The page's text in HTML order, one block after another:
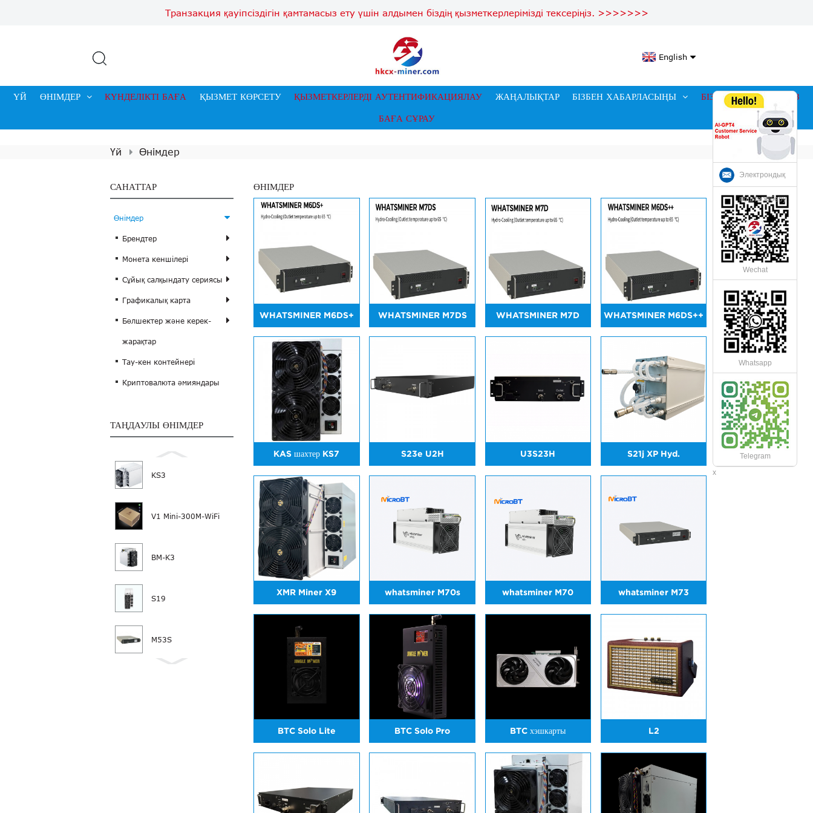
Транзакция қауіпсіздігін қамтамасыз ету үшін алдымен біздің қызметкерлерімізді тексеріңіз. >>>>>>>
English
ҮЙ ӨНІМДЕР КҮНДЕЛІКТІ БАҒА ҚЫЗМЕТ КӨРСЕТУ ҚЫЗМЕТКЕРЛЕРДІ АУТЕНТИФИКАЦИЯЛАУ ЖАҢАЛЫҚТАР БІЗБЕН ХАБАРЛАСЫҢЫ БІЗДІҢ КОМАНДАМЫЗ
БАҒА СҰРАУ
Үй Өнімдер
САНАТТАР
Өнімдер
Брендтер
Монета кеншілері
Сұйық салқындату сериясы
Графикалық карта
Бөлшектер және керек-
жарақтар
Тау-кен контейнері
Криптовалюта әмияндары
ТАҢДАУЛЫ ӨНІМДЕР
KS3
V1 Mini-300M-WiFi
BM-K3
S19
M53S
ӨНІМДЕР
WHATSMINER M6DS+ WHATSMINER M7DS WHATSMINER M7D WHATSMINER M6DS++
KAS шахтер KS7 S23e U2H U3S23H S21j XP Hyd.
XMR Miner X9 whatsminer M70s whatsminer M70 whatsminer M73
BTC Solo Lite BTC Solo Pro BTC хэшкарты L2
Электрондық
пошта жіберу
Wechat
Whatsapp
Telegram
x